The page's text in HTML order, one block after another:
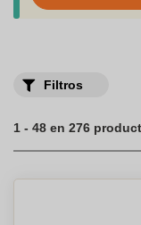
Filtros
1 - 48 en 276